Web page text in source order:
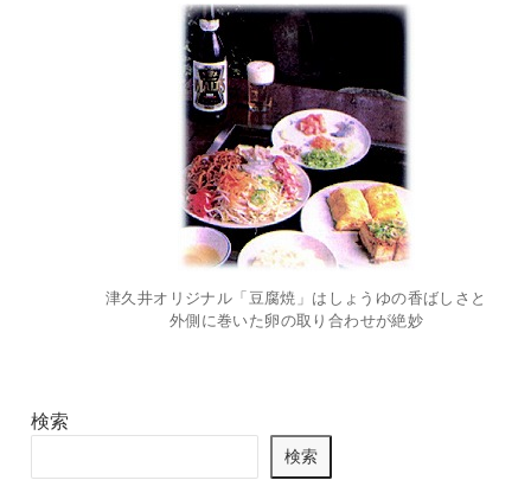
津久井オリジナル「豆腐焼」はしょうゆの香ばしさと
外側に巻いた卵の取り合わせが絶妙
検索
検索